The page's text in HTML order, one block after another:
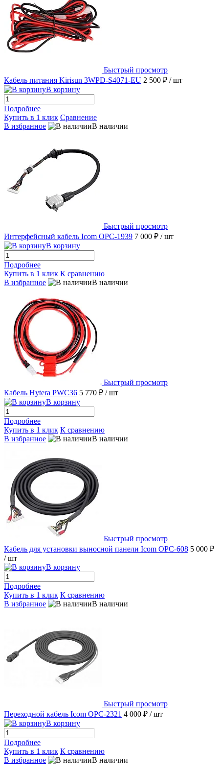
Быстрый просмотр
Кабель питания Kirisun 3WPD-S4071-EU 2 500 ₽ / шт
В корзину
Подробнее
Купить в 1 клик Сравнение
В избранное
В наличии
Быстрый просмотр
Интерфейсный кабель Icom OPC-1939 7 000 ₽ / шт
В корзину
Подробнее
Купить в 1 клик К сравнению
В избранное
В наличии
Быстрый просмотр
Кабель Hytera PWC36 5 770 ₽ / шт
В корзину
Подробнее
Купить в 1 клик К сравнению
В избранное
В наличии
Быстрый просмотр
Кабель для установки выносной панели Icom OPC-608 5 000 ₽
/ шт
В корзину
Подробнее
Купить в 1 клик К сравнению
В избранное
В наличии
Быстрый просмотр
Переходной кабель Icom OPC-2321 4 000 ₽ / шт
В корзину
Подробнее
Купить в 1 клик К сравнению
В избранное
В наличии